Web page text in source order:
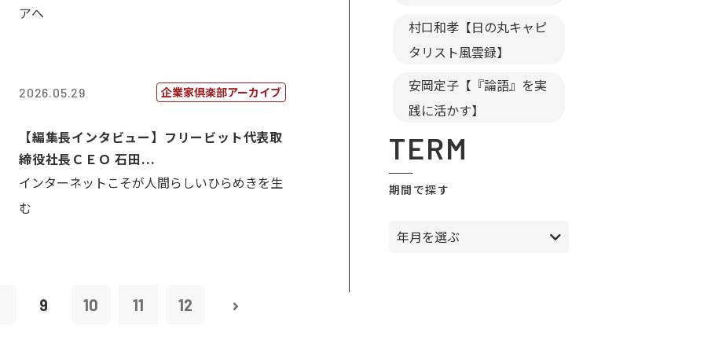
アへ
2026.05.29 企業家倶楽部アーカイブ
【編集長インタビュー】フリービット代表取
締役社長ＣＥＯ 石田...
インターネットこそが人間らしいひらめきを生
む
9 10 11 12
村口和孝【日の丸キャピ
タリスト風雲録】
安岡定子【『論語』を実
践に活かす】
TERM
期間で探す
年月を選ぶ